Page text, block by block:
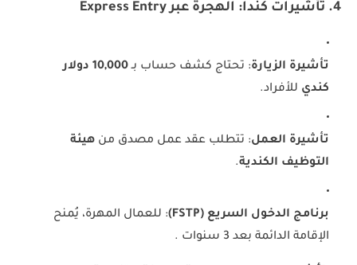
4. تأشيرات كندا: الهجرة عبر Express Entry
تأشيرة الزيارة: تحتاج كشف حساب بـ
10,000 دولار
كندي للأفراد.
تأشيرة العمل: تتطلب عقد عمل مصدق من هيئة
التوظيف الكندية.
برنامج الدخول السريع (FSTP)
: للعمال المهرة، يُمنح
الإقامة الدائمة بعد 3 سنوات .